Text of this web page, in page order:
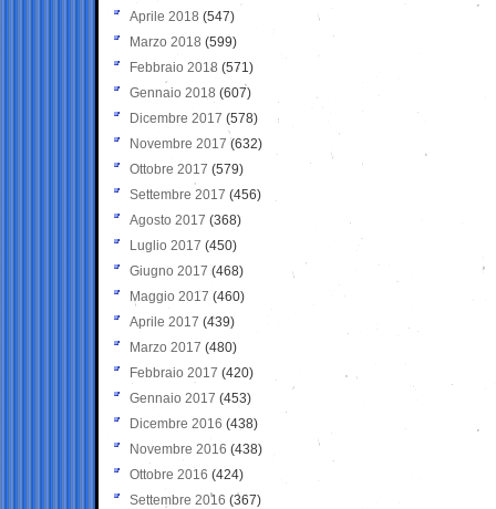
Aprile 2018 (547)
Marzo 2018 (599)
Febbraio 2018 (571)
Gennaio 2018 (607)
Dicembre 2017 (578)
Novembre 2017 (632)
Ottobre 2017 (579)
Settembre 2017 (456)
Agosto 2017 (368)
Luglio 2017 (450)
Giugno 2017 (468)
Maggio 2017 (460)
Aprile 2017 (439)
Marzo 2017 (480)
Febbraio 2017 (420)
Gennaio 2017 (453)
Dicembre 2016 (438)
Novembre 2016 (438)
Ottobre 2016 (424)
Settembre 2016 (367)